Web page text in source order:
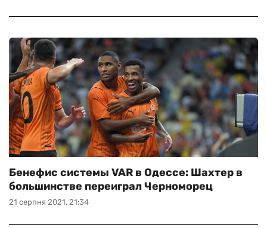
21 серпня 2021, 21:34
Бенефис системы VAR в Одессе: Шахтер в
большинстве переиграл Черноморец